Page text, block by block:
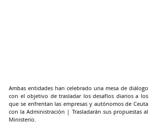
Ambas entidades han celebrado una mesa de diálogo
con el objetivo de trasladar los desafíos diarios a los
que se enfrentan las empresas y autónomos de Ceuta
con la Administración | Trasladarán sus propuestas al
Ministerio.